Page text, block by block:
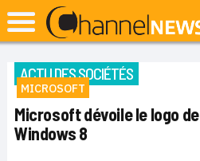
ACTU DES SOCIÉTÉS
MICROSOFT
Microsoft dévoile le logo de
Windows 8